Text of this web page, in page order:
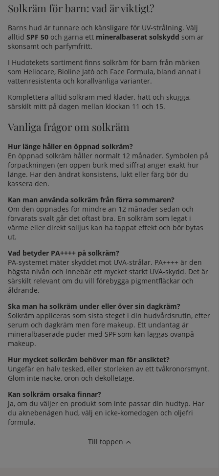
Solkräm för barn: vad är viktigt?
Barns hud är tunnare och känsligare för UV-strålning. Välj
alltid SPF 50 och gärna ett mineralbaserat solskydd som är
skonsamt och parfymfritt.
I Hudotekets sortiment finns solkräm för barn från märken
som Heliocare, Bioline Jatò och Face Formula, bland annat i
vattenresistenta och korallvänliga varianter.
Komplettera alltid solkräm med kläder, hatt och skugga,
särskilt mitt på dagen mellan klockan 11 och 15.
Vanliga frågor om solkräm
Hur länge håller en öppnad solkräm?
En öppnad solkräm håller normalt 12 månader. Symbolen på
förpackningen (en öppen burk med siffra) anger exakt hur
länge. Har den ändrat konsistens, lukt eller färg bör du
kassera den.
Kan man använda solkräm från förra sommaren?
Om den öppnades för mindre än 12 månader sedan och
förvarats svalt går det oftast bra. En solkräm som legat i
värme eller direkt solljus kan ha tappat effekt och bör bytas
ut.
Vad betyder PA++++ på solkräm?
PA-systemet mäter skyddet mot UVA-strålar. PA++++ är den
högsta nivån och innebär ett mycket starkt UVA-skydd. Det är
särskilt relevant om du vill förebygga pigmentfläckar och
åldrande.
Ska man ha solkräm under eller över sin dagkräm?
Solkräm appliceras som sista steget i din hudvårdsrutin, efter
serum och dagkräm men före makeup. Ett undantag är
mineralbaserade puder med SPF som kan läggas ovanpå
makeup.
Hur mycket solkräm behöver man för ansiktet?
Ungefär en halv tesked, eller storleken av ett tvåkronorsmynt.
Glöm inte nacke, öron och dekolletage.
Kan solkräm orsaka finnar?
Ja, om du väljer en produkt som inte passar din hudtyp. Har
du aknebenägen hud, välj en icke-komedogen och oljefri
formula.
Till toppen